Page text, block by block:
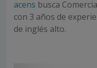
acens busca
con 3 años de
de inglés alto.